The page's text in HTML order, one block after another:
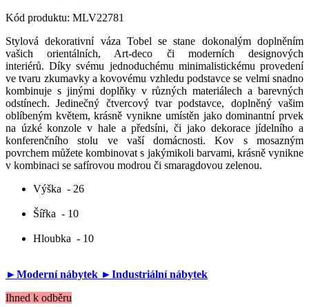
Kód produktu: MLV22781
Stylová dekorativní váza Tobel se stane dokonalým doplněním
vašich orientálních, Art-deco či moderních designových
interiérů. Díky svému jednoduchému minimalistickému provedení
ve tvaru zkumavky a kovovému vzhledu podstavce se velmi snadno
kombinuje s jinými doplňky v různých materiálech a barevných
odstínech. Jedinečný čtvercový tvar podstavce, doplněný vašim
oblíbeným květem, krásně vynikne umístěn jako dominantní prvek
na úzké konzole v hale a předsíni, či jako dekorace jídelního a
konferenčního stolu ve vaší domácnosti. Kov s mosazným
povrchem můžete kombinovat s jakýmikoli barvami, krásně vynikne
v kombinaci se safírovou modrou či smaragdovou zelenou.
Výška - 26
Šířka - 10
Hloubka - 10
►Moderní nábytek ►Industriální nábytek
Ihned k odběru